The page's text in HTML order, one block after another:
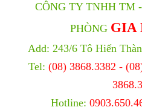
CÔNG TY TNHH TM
PHÒNG GIA
Add: 243/6 Tô Hiến
Tel: (08) 3868.3382 -
Hotline: